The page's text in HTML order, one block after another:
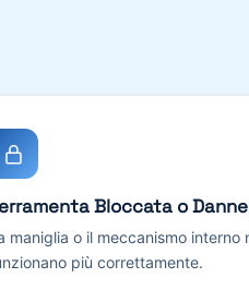
Bloccata o
maniglia o il meccanismo interno
più correttamente.